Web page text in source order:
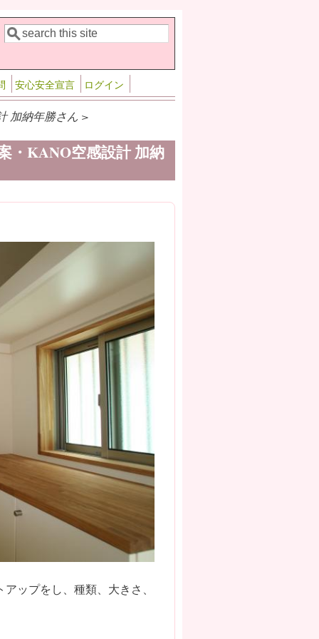
検索フォーム
検索
安心安全宣言 ログイン
加納年勝さん >
・KANO空感設計 加納
ップをし、種類、大きさ、